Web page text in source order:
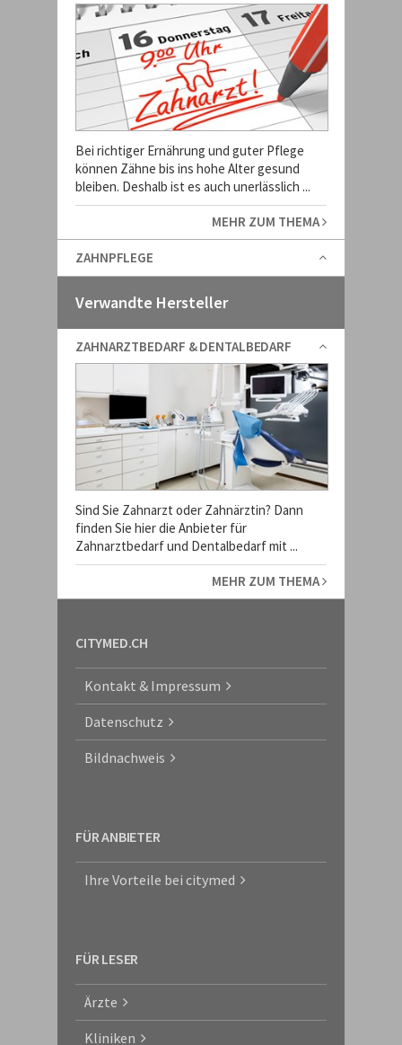
Bei richtiger Ernährung und guter Pflege
können Zähne bis ins hohe Alter gesund
bleiben. Deshalb ist es auch unerlässlich ...
MEHR ZUM THEMA
ZAHNPFLEGE
Verwandte Hersteller
ZAHNARZTBEDARF & DENTALBEDARF
Sind Sie Zahnarzt oder Zahnärztin? Dann
finden Sie hier die Anbieter für
Zahnarztbedarf und Dentalbedarf mit ...
MEHR ZUM THEMA
CITYMED.CH
Kontakt & Impressum
Datenschutz
Bildnachweis
FÜR ANBIETER
Ihre Vorteile bei citymed
FÜR LESER
Ärzte
Kliniken